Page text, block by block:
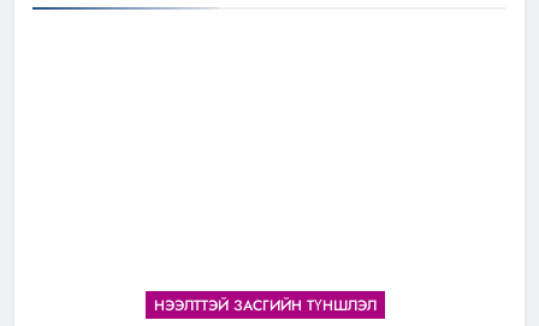
НЭЭЛТТЭЙ ЗАСГИЙН ТҮНШЛЭЛ